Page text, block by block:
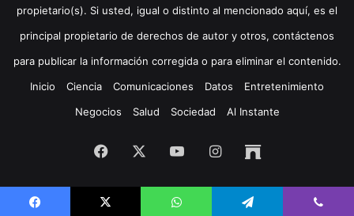
propietario(s). Si usted, igual o distinto al mencionado aquí, es el
principal propietario de derechos de autor y otros, contáctenos
para publicar la información corregida o para eliminar el contenido.
Inicio
Ciencia Comunicaciones Datos
Entretenimiento
Negocios
Salud Sociedad Al Instante
Facebook YouTubeInstagramArchive